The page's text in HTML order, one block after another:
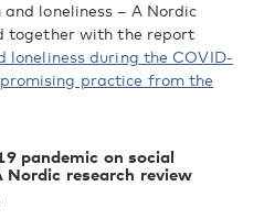
loneliness – A Nordic
together with the report
loneliness during the COVID-
practice from the
pandemic on social
research review